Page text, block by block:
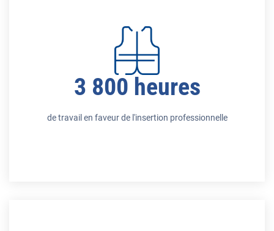
3 800 heures
de travail en faveur de l'insertion professionnelle